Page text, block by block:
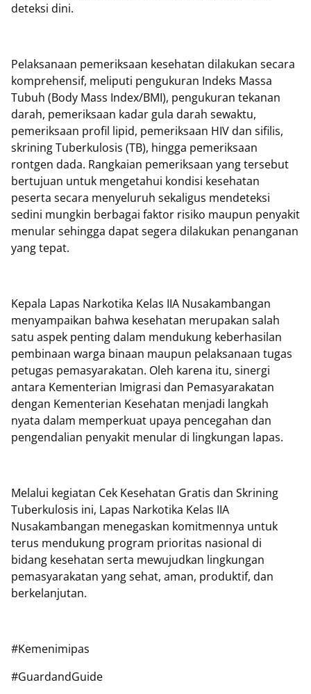
deteksi dini.
Pelaksanaan pemeriksaan kesehatan dilakukan secara
komprehensif, meliputi pengukuran Indeks Massa
Tubuh (Body Mass Index/BMI), pengukuran tekanan
darah, pemeriksaan kadar gula darah sewaktu,
pemeriksaan profil lipid, pemeriksaan HIV dan sifilis,
skrining Tuberkulosis (TB), hingga pemeriksaan
rontgen dada. Rangkaian pemeriksaan yang tersebut
bertujuan untuk mengetahui kondisi kesehatan
peserta secara menyeluruh sekaligus mendeteksi
sedini mungkin berbagai faktor risiko maupun penyakit
menular sehingga dapat segera dilakukan penanganan
yang tepat.
Kepala Lapas Narkotika Kelas IIA Nusakambangan
menyampaikan bahwa kesehatan merupakan salah
satu aspek penting dalam mendukung keberhasilan
pembinaan warga binaan maupun pelaksanaan tugas
petugas pemasyarakatan. Oleh karena itu, sinergi
antara Kementerian Imigrasi dan Pemasyarakatan
dengan Kementerian Kesehatan menjadi langkah
nyata dalam memperkuat upaya pencegahan dan
pengendalian penyakit menular di lingkungan lapas.
Melalui kegiatan Cek Kesehatan Gratis dan Skrining
Tuberkulosis ini, Lapas Narkotika Kelas IIA
Nusakambangan menegaskan komitmennya untuk
terus mendukung program prioritas nasional di
bidang kesehatan serta mewujudkan lingkungan
pemasyarakatan yang sehat, aman, produktif, dan
berkelanjutan.
#Kemenimipas
#GuardandGuide